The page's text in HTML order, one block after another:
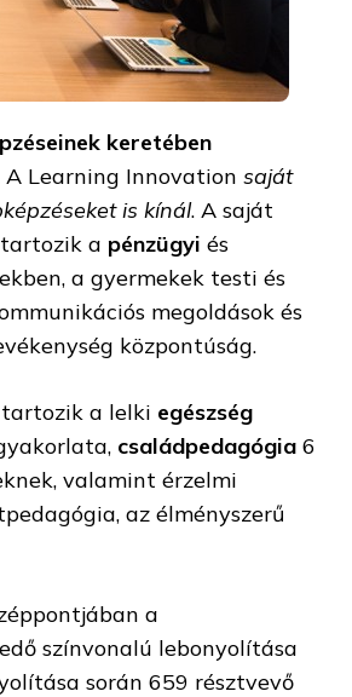
keretében
A Learning Innovation saját
is kínál. A saját
a pénzügyi és
a gyermekek testi és
megoldások és
központúság.
a lelki egészség
családpedagógia 6
valamint érzelmi
az élményszerű
a
színvonalú lebonyolítása
során 659 résztvevő